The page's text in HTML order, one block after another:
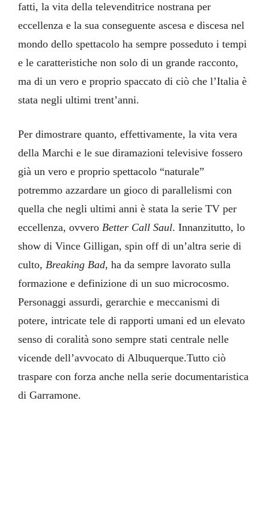
fatti, la vita della televenditrice nostrana per
eccellenza e la sua conseguente ascesa e discesa nel
mondo dello spettacolo ha sempre posseduto i tempi
e le caratteristiche non solo di un grande racconto,
ma di un vero e proprio spaccato di ciò che l’Italia è
stata negli ultimi trent’anni.
Per dimostrare quanto, effettivamente, la vita vera
della Marchi e le sue diramazioni televisive fossero
già un vero e proprio spettacolo “naturale”
potremmo azzardare un gioco di parallelismi con
quella che negli ultimi anni è stata la serie TV per
eccellenza, ovveroBetter Call Saul. Innanzitutto, lo
show di Vince Gilligan, spin off di un’altra serie di
culto,Breaking Bad, ha da sempre lavorato sulla
formazione e definizione di un suo microcosmo.
Personaggi assurdi, gerarchie e meccanismi di
potere, intricate tele di rapporti umani ed un elevato
senso di coralità sono sempre stati centrale nelle
vicende dell’avvocato di Albuquerque.Tutto ciò
traspare con forza anche nella serie documentaristica
di Garramone.